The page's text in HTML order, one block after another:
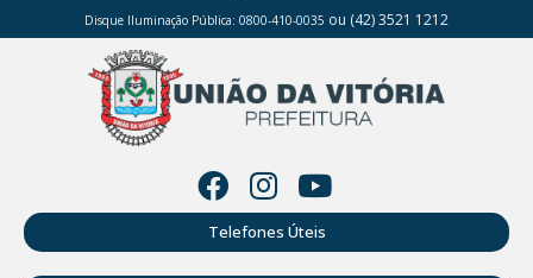
Disque Iluminação Pública: 0800-410-0035 ou (42) 3521 1212
Telefones Úteis